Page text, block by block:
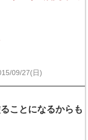
09/27(日)
ことになるからも